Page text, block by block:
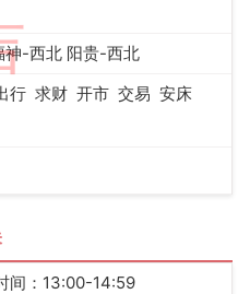
神-西北 阳贵-西北
行 求财 开市 交易 安床
间：13:00-14:59